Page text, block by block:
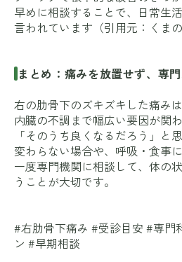
早めに相談することで、日常生
言われています（引用元： くま
まとめ：痛みを放置せず、専
右の肋骨下のズキズキした痛み
内臓の不調まで幅広い要因が関わ
「そのうち良くなるだろう」と
変わらない場合や、呼吸・食事
一度専門機関に相談して、体の
うことが大切です。
#右肋骨下痛み #受診目安 #専門
ン #早期相談